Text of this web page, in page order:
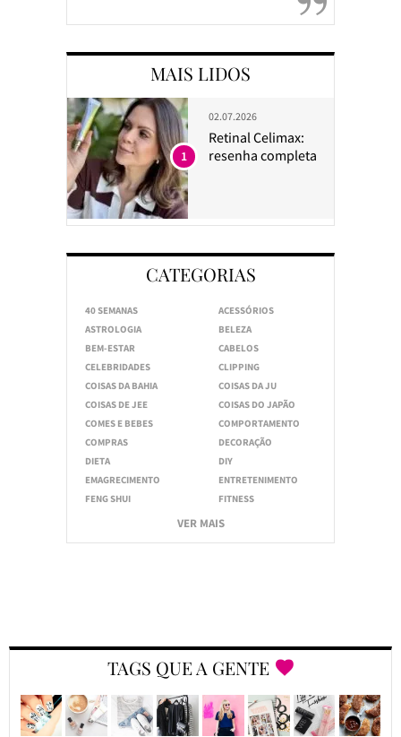
MAIS LIDOS
02.07.2026
Retinal Celimax:
resenha completa
1
CATEGORIAS
40 SEMANAS
ACESSÓRIOS
ASTROLOGIA
BELEZA
BEM-ESTAR
CABELOS
CELEBRIDADES
CLIPPING
COISAS DA BAHIA
COISAS DA JU
COISAS DE JEE
COISAS DO JAPÃO
COMES E BEBES
COMPORTAMENTO
COMPRAS
DECORAÇÃO
DIETA
DIY
EMAGRECIMENTO
ENTRETENIMENTO
FENG SHUI
FITNESS
VER MAIS
TAGS QUE A GENTE